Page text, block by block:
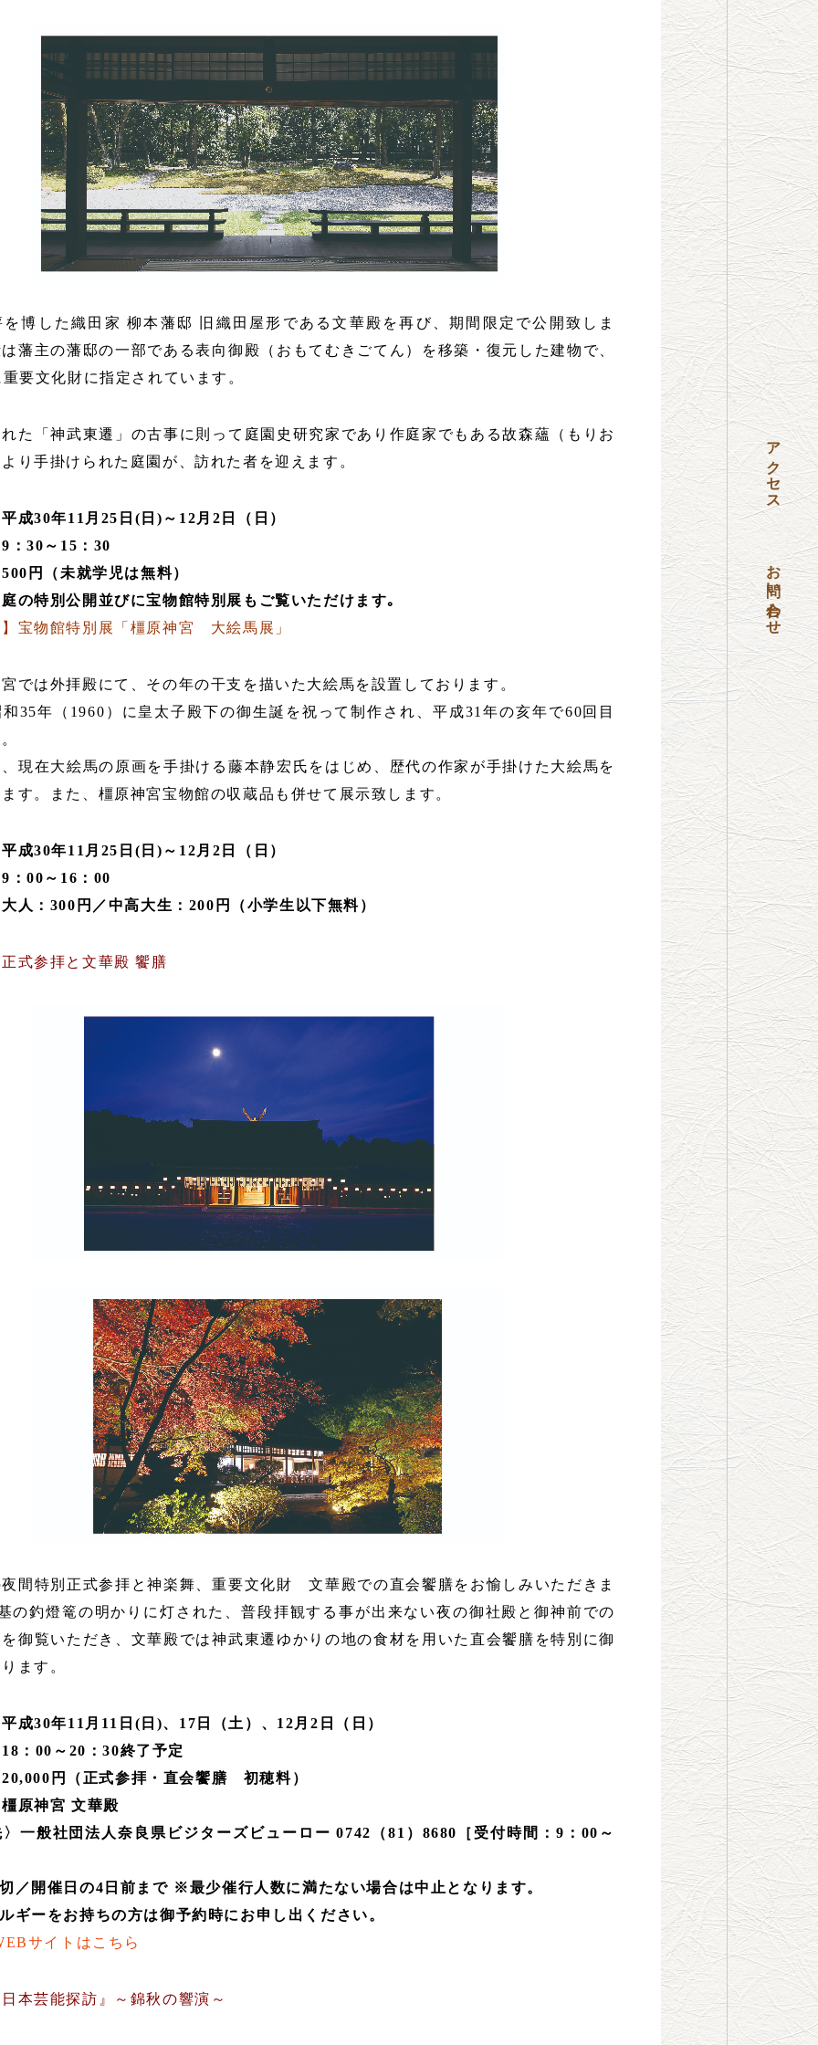
アクセス
お問い合わせ
を博した織田家 柳本藩邸 旧織田屋形である文華殿を再び、期間限定で公開致しま
藩主の藩邸の一部である表向御殿（おもてむきごてん）を移築・復元した建物で、
要文化財に指定されています。
た「神武東遷」の古事に則って庭園史研究家であり作庭家でもある故森蘊（もりお
り手掛けられた庭園が、訪れた者を迎えます。
平成30年11月25日(日)～12月2日（日）
9：30～15：30
500円（未就学児は無料）
の特別公開並びに宝物館特別展もご覧いただけます｡
宝物館特別展「橿原神宮 大絵馬展」
では外拝殿にて、その年の干支を描いた大絵馬を設置しております。
35年（1960）に皇太子殿下の御生誕を祝って制作され、平成31年の亥年で60回目
現在大絵馬の原画を手掛ける藤本静宏氏をはじめ、歴代の作家が手掛けた大絵馬を
す。また、橿原神宮宝物館の収蔵品も併せて展示致します。
成30年11月25日(日)～12月2日（日）
00～16：00
人：300円／中高大生：200円（小学生以下無料）
式参拝と文華殿 饗膳
間特別正式参拝と神楽舞、重要文化財 文華殿での直会饗膳をお愉しみいただきま
の釣燈篭の明かりに灯された、普段拝観する事が出来ない夜の御社殿と御神前での
御覧いただき、文華殿では神武東遷ゆかりの地の食材を用いた直会饗膳を特別に御
ます。
成30年11月11日(日)、17日（土）、12月2日（日）
：00～20：30終了予定
円（正式参拝・直会饗膳 初穂料）
原神宮 文華殿
一般社団法人奈良県ビジターズビューロー 0742（81）8680［受付時間：9：00～
／開催日の4日前まで ※最少催行人数に満たない場合は中止となります。
ギーをお持ちの方は御予約時にお申し出ください。
サイトはこちら
本芸能探訪』～錦秋の響演～